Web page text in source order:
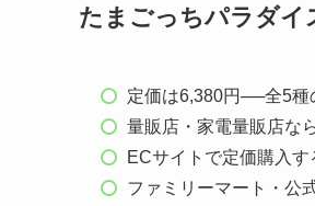
たまごっちパラダイ
定価は6,380円──全5種
量販店・家電量販店な
ECサイトで定価購入
ファミリーマート・公